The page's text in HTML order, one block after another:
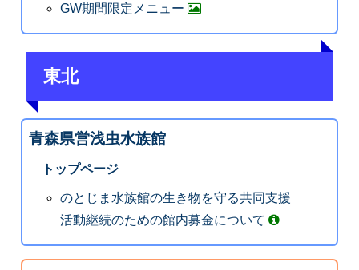
GW期間限定メニュー
東北
青森県営浅虫水族館
トップページ
のとじま水族館の生き物を守る共同支援
活動継続のための館内募金について